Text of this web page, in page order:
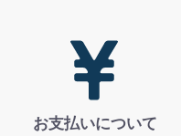
お支払いについて